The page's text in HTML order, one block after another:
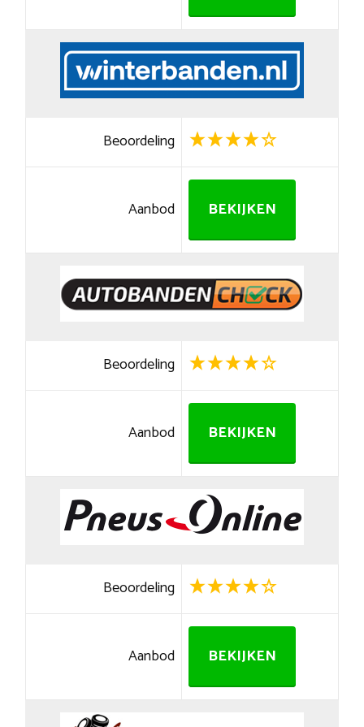
Beoordeling
Aanbod BEKIJKEN
Beoordeling
Aanbod BEKIJKEN
Beoordeling
Aanbod BEKIJKEN